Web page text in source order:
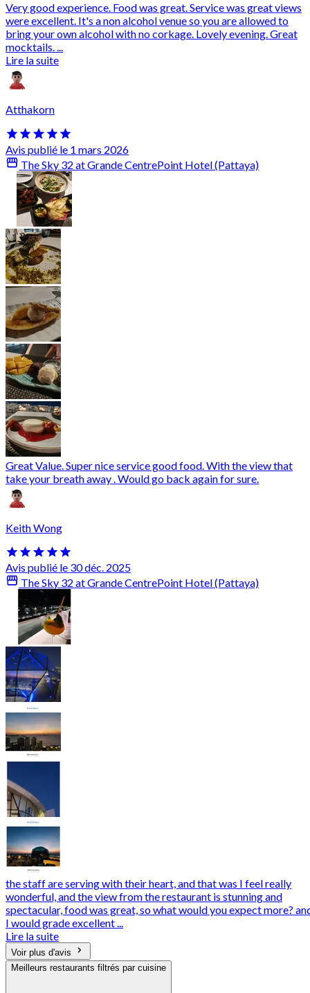
Very good experience. Food was great. Service was great views
were excellent. It's a non alcohol venue so you are allowed to
bring your own alcohol with no corkage. Lovely evening. Great
mocktails. ...
Lire la suite
Atthakorn
Avis publié le 1 mars 2026
The Sky 32 at Grande CentrePoint Hotel (Pattaya)
Great Value. Super nice service good food. With the view that
take your breath away . Would go back again for sure.
Keith Wong
Avis publié le 30 déc. 2025
The Sky 32 at Grande CentrePoint Hotel (Pattaya)
the staff are serving with their heart, and that was I feel really
wonderful, and the view from the restaurant is stunning and
spectacular, food was great, so what would you expect more?
I would grade excellent ...
Lire la suite
Voir plus d'avis
Meilleurs restaurants filtrés par cuisine